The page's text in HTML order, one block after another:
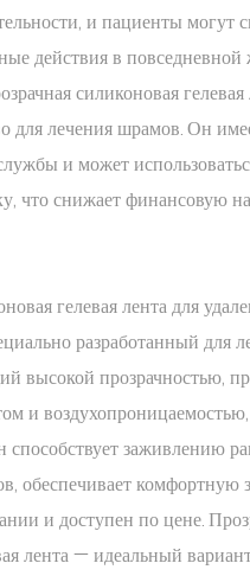
и пациенты могут
действия в повседневной
силиконовая
для лечения шрамов. Он
и может
что снижает финансовую
гелевая лента для
разработанный для
высокой прозрачностью,
и
заживлению
обеспечивает комфортную
и доступен по цене.
лента — идеальный